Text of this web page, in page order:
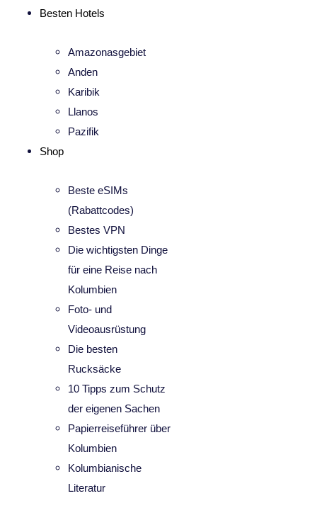
Besten Hotels
Amazonasgebiet
Anden
Karibik
Llanos
Pazifik
Shop
Beste eSIMs
(Rabattcodes)
Bestes VPN
Die wichtigsten Dinge
für eine Reise nach
Kolumbien
Foto- und
Videoausrüstung
Die besten
Rucksäcke
10 Tipps zum Schutz
der eigenen Sachen
Papierreiseführer über
Kolumbien
Kolumbianische
Literatur